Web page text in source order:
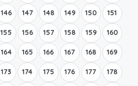
146 147 148 149 150 151
155 156 157 158 159 160
164 165 166 167 168 169
173 174 175 176 177 178